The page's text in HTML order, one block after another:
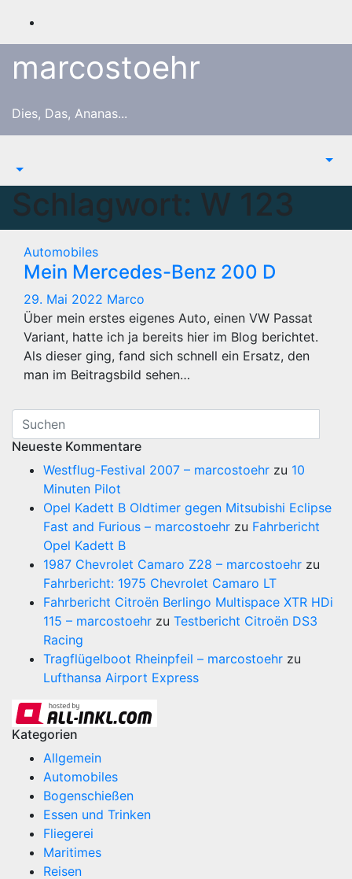
Inhalt
springen
marcostoehr
Dies, Das, Ananas...
Schlagwort: W 123
Automobiles
Mein Mercedes-Benz 200 D
29. Mai 2022 Marco
Über mein erstes eigenes Auto, einen VW Passat
Variant, hatte ich ja bereits hier im Blog berichtet.
Als dieser ging, fand sich schnell ein Ersatz, den
man im Beitragsbild sehen…
Neueste Kommentare
Westflug-Festival 2007 – marcostoehr zu 10
Minuten Pilot
Opel Kadett B Oldtimer gegen Mitsubishi Eclipse
Fast and Furious – marcostoehr zu Fahrbericht
Opel Kadett B
1987 Chevrolet Camaro Z28 – marcostoehr zu
Fahrbericht: 1975 Chevrolet Camaro LT
Fahrbericht Citroën Berlingo Multispace XTR HDi
115 – marcostoehr zu Testbericht Citroën DS3
Racing
Tragflügelboot Rheinpfeil – marcostoehr zu
Lufthansa Airport Express
Kategorien
Allgemein
Automobiles
Bogenschießen
Essen und Trinken
Fliegerei
Maritimes
Reisen